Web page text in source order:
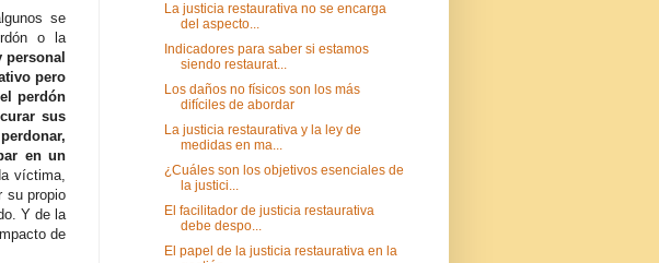
se
o la
pero
perdón
sus
en un
víctima,
su propio
Y de la
de
La justicia restaurativa no se encarga
del aspecto...
Indicadores para saber si estamos
siendo restaurat...
Los daños no físicos son los más
difíciles de abordar
La justicia restaurativa y la ley de
medidas en ma...
¿Cuáles son los objetivos esenciales de
la justici...
El facilitador de justicia restaurativa
debe despo...
El papel de la justicia restaurativa en la